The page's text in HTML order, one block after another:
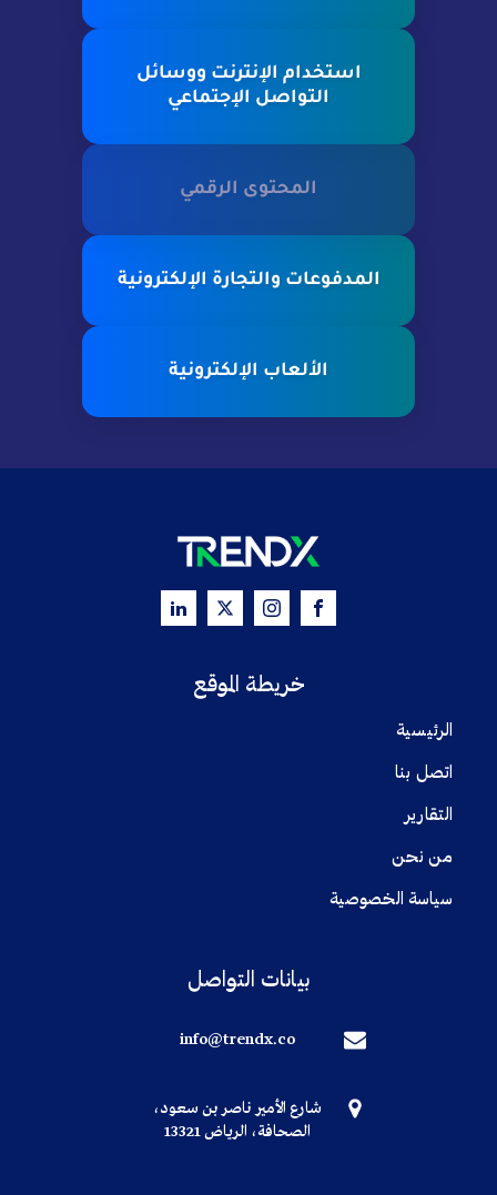
استخدام الإنترنت ووسائل
التواصل الإجتماعي
المحتوى الرقمي
المدفوعات والتجارة الإلكترونية
الألعاب الإلكترونية
خريطة الموقع
الرئيسية
اتصل بنا
التقارير
من نحن
سياسة الخصوصية
بيانات التواصل
info@trendx.co
شارع الأمير ناصر بن سعود،
الصحافة، الرياض 13321